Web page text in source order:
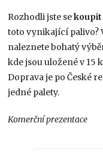
Rozhodli jste sekoupit
toto vynikající palivo?
naleznete bohatý
kde jsou uložené v 15
Doprava je po České
jedné palety.
Komerční prezentace